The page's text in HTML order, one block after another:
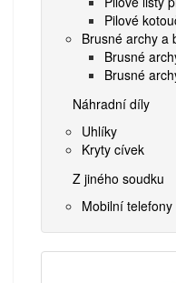
Pilové
Brusné archy a
Brusné
Brusné
Náhradní díly
Uhlíky
Kryty cívek
Z jiného soudku
Mobilní telefony